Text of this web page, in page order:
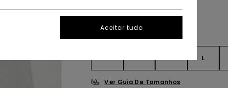
L
Ver Guia De Tamanhos
Aceitar tudo